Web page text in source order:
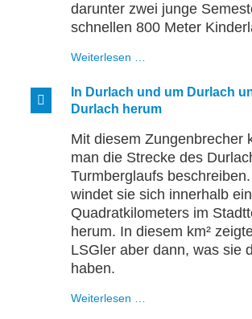
darunter zwei junge
schnellen 800 Meter
Weiterlesen …
PSD
Bank
Hardtwaldlauf
dieses
Jahr
ohne
Serienwertung
statt
In Durlach und um Durlach
Durlach herum
Mit diesem Zungenbrecher
man die Strecke des
Turmberglaufs
windet sie sich innerhalb
Quadratkilometers im
herum. In diesem km²
LSGler aber dann, was sie
haben.
Weiterlesen …